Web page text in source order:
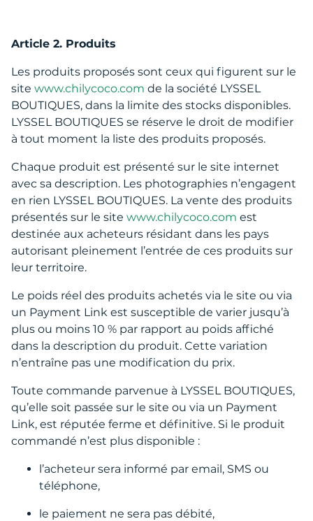
Article 2. Produits
Les produits proposés sont ceux qui figurent sur le
site www.chilycoco.com de la société LYSSEL
BOUTIQUES, dans la limite des stocks disponibles.
LYSSEL BOUTIQUES se réserve le droit de modifier
à tout moment la liste des produits proposés.
Chaque produit est présenté sur le site internet
avec sa description. Les photographies n’engagent
en rien LYSSEL BOUTIQUES. La vente des produits
présentés sur le site www.chilycoco.com est
destinée aux acheteurs résidant dans les pays
autorisant pleinement l’entrée de ces produits sur
leur territoire.
Le poids réel des produits achetés via le site ou via
un Payment Link est susceptible de varier jusqu’à
plus ou moins 10 % par rapport au poids affiché
dans la description du produit. Cette variation
n’entraîne pas une modification du prix.
Toute commande parvenue à LYSSEL BOUTIQUES,
qu’elle soit passée sur le site ou via un Payment
Link, est réputée ferme et définitive. Si le produit
commandé n’est plus disponible :
l’acheteur sera informé par email, SMS ou
téléphone,
le paiement ne sera pas débité,